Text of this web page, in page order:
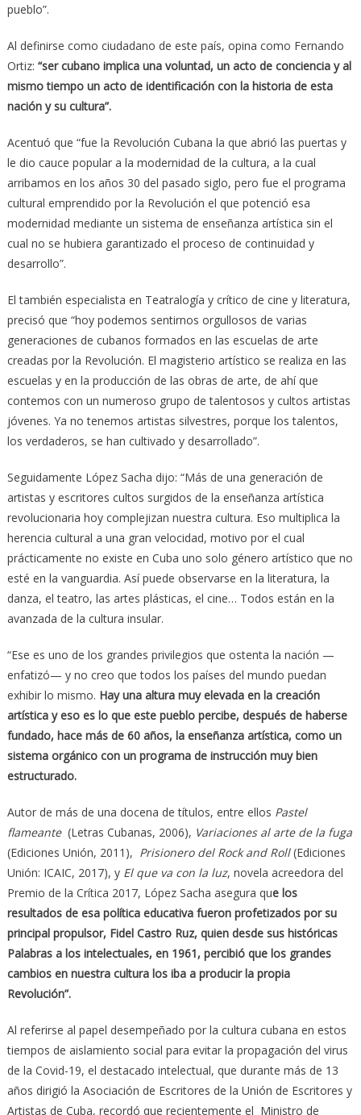
pueblo”.
Al definirse como ciudadano de este país, opina como Fernando
Ortiz: “ser cubano implica una voluntad, un acto de conciencia y al
mismo tiempo un acto de identificación con la historia de esta
nación y su cultura”.
Acentuó que “fue la Revolución Cubana la que abrió las puertas y
le dio cauce popular a la modernidad de la cultura, a la cual
arribamos en los años 30 del pasado siglo, pero fue el programa
cultural emprendido por la Revolución el que potenció esa
modernidad mediante un sistema de enseñanza artística sin el
cual no se hubiera garantizado el proceso de continuidad y
desarrollo”.
El también especialista en Teatralogía y crítico de cine y literatura,
precisó que “hoy podemos sentirnos orgullosos de varias
generaciones de cubanos formados en las escuelas de arte
creadas por la Revolución. El magisterio artístico se realiza en las
escuelas y en la producción de las obras de arte, de ahí que
contemos con un numeroso grupo de talentosos y cultos artistas
jóvenes. Ya no tenemos artistas silvestres, porque los talentos,
los verdaderos, se han cultivado y desarrollado”.
Seguidamente López Sacha dijo: “Más de una generación de
artistas y escritores cultos surgidos de la enseñanza artística
revolucionaria hoy complejizan nuestra cultura. Eso multiplica la
herencia cultural a una gran velocidad, motivo por el cual
prácticamente no existe en Cuba uno solo género artístico que no
esté en la vanguardia. Así puede observarse en la literatura, la
danza, el teatro, las artes plásticas, el cine… Todos están en la
avanzada de la cultura insular.
“Ese es uno de los grandes privilegios que ostenta la nación —
enfatizó— y no creo que todos los países del mundo puedan
exhibir lo mismo. Hay una altura muy elevada en la creación
artística y eso es lo que este pueblo percibe, después de haberse
fundado, hace más de 60 años, la enseñanza artística, como un
sistema orgánico con un programa de instrucción muy bien
estructurado.
Autor de más de una docena de títulos, entre ellos Pastel
flameante(Letras Cubanas, 2006), Variaciones al arte de la fuga
(Ediciones Unión, 2011), Prisionero del Rock and Roll(Ediciones
Unión: ICAIC, 2017), y El que va con la luz, novela acreedora del
Premio de la Crítica 2017, López Sacha asegura que los
resultados de esa política educativa fueron profetizados por su
principal propulsor, Fidel Castro Ruz, quien desde sus históricas
Palabras a los intelectuales, en 1961, percibió que los grandes
cambios en nuestra cultura los iba a producir la propia
Revolución”.
Al referirse al papel desempeñado por la cultura cubana en estos
tiempos de aislamiento social para evitar la propagación del virus
de la Covid-19, el destacado intelectual, que durante más de 13
años dirigió la Asociación de Escritores de la Unión de Escritores y
Artistas de Cuba, recordó que recientemente el Ministro de